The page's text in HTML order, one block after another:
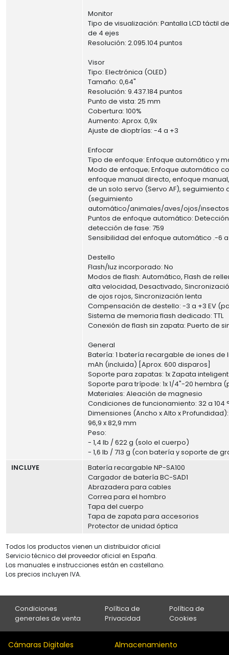
Monitor
Tipo de visualización: Pantalla LCD táctil
de 4 ejes
Resolución: 2.095.104 puntos
Visor
Tipo: Electrónica (OLED)
Tamaño: 0,64"
Resolución: 9.437.184 puntos
Punto de vista: 25 mm
Cobertura: 100%
Aumento: Aprox. 0,9x
Ajuste de dioptrías: -4 a +3
Enfocar
Tipo de enfoque: Enfoque automático y
Modo de enfoque; Enfoque automático
enfoque manual directo, enfoque
de un solo servo (Servo AF), seguimiento
(seguimiento
automático/animales/aves/ojos/
Puntos de enfoque automático:
detección de fase: 759
Sensibilidad del enfoque automático .-6 a
Destello
Flash/luz incorporado: No
Modos de flash: Automático, Flash de
alta velocidad, Desactivado,
de ojos rojos, Sincronización lenta
Compensación de destello: -3 a +3 EV
Sistema de memoria flash dedicado: TTL
Conexión de flash sin zapata: Puerto de
General
Batería: 1 batería recargable de iones de
mAh (incluida) [Aprox. 600 disparos]
Soporte para zapatas: 1x Zapata
Soporte para trípode: 1x 1/4"-20 hembra
Materiales: Aleación de magnesio
Condiciones de funcionamiento: 32 a 104
Dimensiones (Ancho x Alto x Profundidad):
96,9 x 82,9 mm
Peso:
- 1,4 lb / 622 g (solo el cuerpo)
- 1,6 lb / 713 g (con batería y soporte de
INCLUYE
Batería recargable NP-SA100
Cargador de batería BC-SAD1
Abrazadera para cables
Correa para el hombro
Tapa del cuerpo
Tapa de zapata para accesorios
Protector de unidad óptica
Todos los productos vienen un distribuidor oficial
Servicio técnico del proveedor oficial en España.
Los manuales e instrucciones están en castellano.
Los precios incluyen IVA.
Condiciones
generales de venta
Política de
Privacidad
Política de
Cookies
Cámaras Digitales Almacenamiento